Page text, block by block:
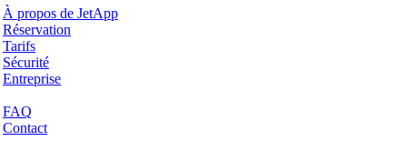
À propos de JetApp
Réservation
Tarifs
Sécurité
Entreprise
FAQ
Contact